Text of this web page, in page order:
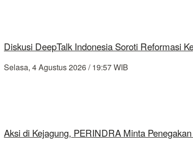
Diskusi DeepTalk Indonesia Soroti Reformasi
Selasa, 4 Agustus 2026 / 19:57 WIB
Aksi di Kejagung, PERINDRA Minta